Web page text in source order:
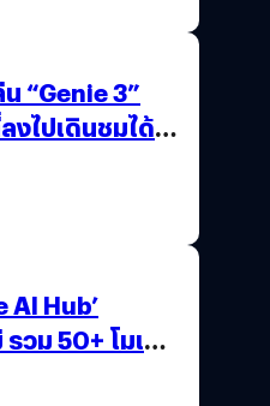
“Genie 3”
งไปเดินชมได้
AI Hub’
วม 50+ โมเดล